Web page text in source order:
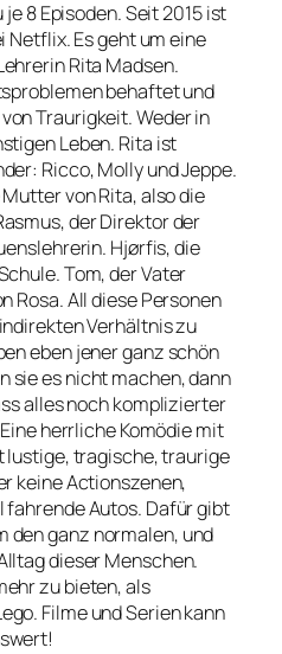
8 Episoden. Seit 2015 ist
Es geht um eine
Rita Madsen.
behaftet und
Traurigkeit. Weder in
Leben. Rita ist
Ricco, Molly und Jeppe.
von Rita, also die
der Direktor der
Hjørfis, die
Tom, der Vater
Rosa. All diese Personen
Verhältnis zu
eben jener ganz schön
sie es nicht machen, dann
alles noch komplizierter
herrliche Komödie mit
lustige, tragische, traurige
keine Actionszenen,
fahrende Autos. Dafür gibt
den ganz normalen, und
dieser Menschen.
zu bieten, als
Filme und Serien kann